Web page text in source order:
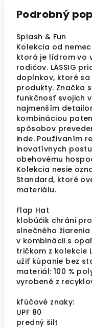
Podrobný
Splash & Fun
Kolekcia od
ktorá je lídrom vo
rodičov. LÄSSIG
doplnkov, ktoré
produkty. Značka
funkčnosť svojich
najmenším
kombináciou
spôsobov
inde. Používaním
inovatívnych
obehovému
Kolekcia nesie
Standard, ktoré
materiálu.
Flap Hat
klobúčik chráni
slnečného žiarenia
v kombinácii s
tričkom z kolekcie
užiť kúpanie bez
materiál: 100 %
vyrobené z
kľúčové znaky:
UPF 80
predný šilt